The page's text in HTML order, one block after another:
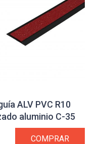
ALV PVC R10
aluminio C-35
COMPRAR